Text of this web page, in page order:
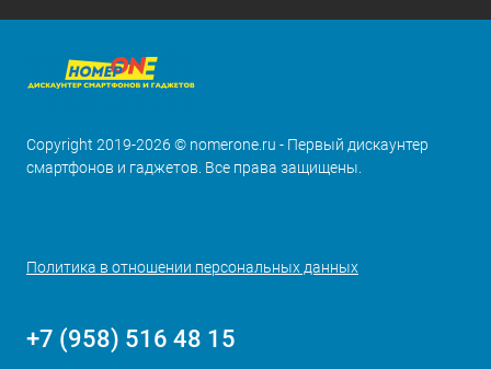
Copyright 2019-2026 © nomerone.ru - Первый дискаунтер
смартфонов и гаджетов. Все права защищены.
Политика в отношении персональных данных
+7 (958) 516 48 15